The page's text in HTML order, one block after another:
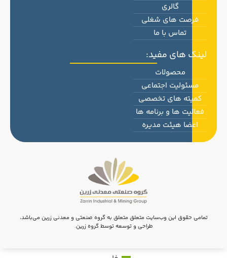
گالری
فرصت های شغلی
تماس با ما
لینک های مفید:
محصولات
مسئولیت اجتماعی
کمیته های تخصصی
فعالیت ها و برنامه ها
اعضا هیئت مدیره
تمامی حقوق این وب‌سایت متعلق متعلق به گروه صنعتی و معدنی زرین می‌باشد،
طراحی و توسعه توسط گروه زرین.